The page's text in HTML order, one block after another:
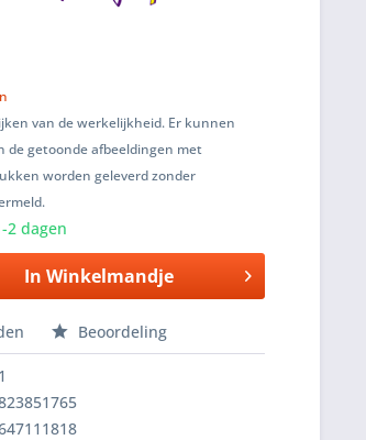
van de werkelijkheid. Er kunnen
getoonde afbeeldingen met
worden geleverd zonder
2 dagen
In Winkelmandje
Beoordeling